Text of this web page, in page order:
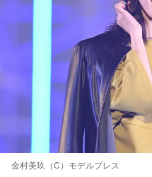
金村美玖（C）モデルプレス